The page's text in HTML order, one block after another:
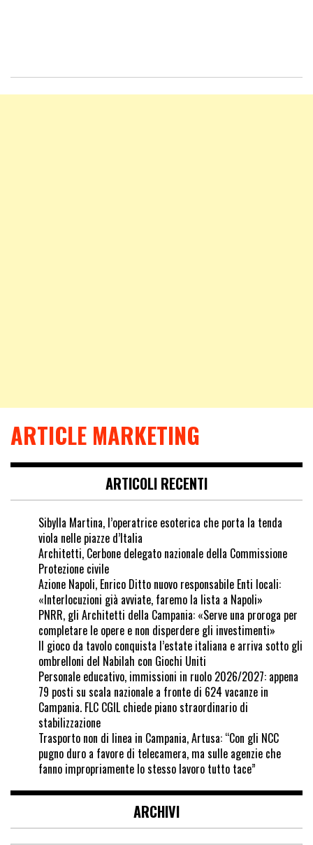
ARTICLE MARKETING
ARTICOLI RECENTI
Sibylla Martina, l’operatrice esoterica che porta la tenda
viola nelle piazze d’Italia
Architetti, Cerbone delegato nazionale della Commissione
Protezione civile
Azione Napoli, Enrico Ditto nuovo responsabile Enti locali:
«Interlocuzioni già avviate, faremo la lista a Napoli»
PNRR, gli Architetti della Campania: «Serve una proroga per
completare le opere e non disperdere gli investimenti»
Il gioco da tavolo conquista l’estate italiana e arriva sotto gli
ombrelloni del Nabilah con Giochi Uniti
Personale educativo, immissioni in ruolo 2026/2027: appena
79 posti su scala nazionale a fronte di 624 vacanze in
Campania. FLC CGIL chiede piano straordinario di
stabilizzazione
Trasporto non di linea in Campania, Artusa: “Con gli NCC
pugno duro a favore di telecamera, ma sulle agenzie che
fanno impropriamente lo stesso lavoro tutto tace”
ARCHIVI